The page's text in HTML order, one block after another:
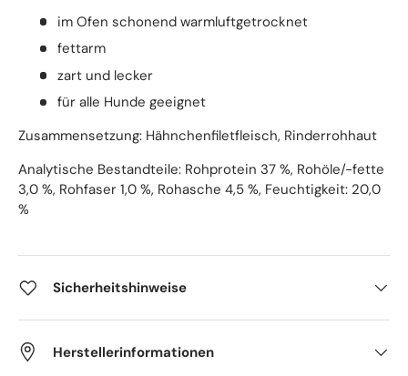
im Ofen schonend warmluftgetrocknet
fettarm
zart und lecker
für alle Hunde geeignet
Zusammensetzung: Hähnchenfiletfleisch, Rinderrohhaut
Analytische Bestandteile: Rohprotein 37 %, Rohöle/-fette
3,0 %, Rohfaser 1,0 %, Rohasche 4,5 %, Feuchtigkeit: 20,0
%
Sicherheitshinweise
Herstellerinformationen